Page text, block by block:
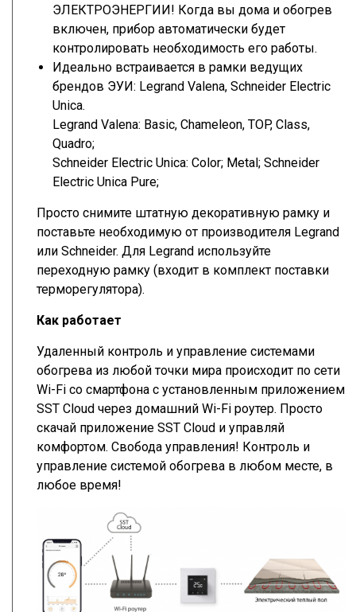
ЭЛЕКТРОЭНЕРГИИ! Когда вы дома и обогрев
включен, прибор автоматически будет
контролировать необходимость его работы.
Идеально встраивается в рамки ведущих
брендов ЭУИ: Legrand Valena, Schneider Electric
Unica.
Legrand Valena: Basic, Chameleon, TOP, Class,
Quadro;
Schneider Electric Unica: Color; Metal; Schneider
Electric Unica Pure;
Просто снимите штатную декоративную рамку и
поставьте необходимую от производителя Legrand
или Schneider. Для Legrand используйте
переходную рамку (входит в комплект поставки
терморегулятора).
Как работает
Удаленный контроль и управление системами
обогрева из любой точки мира происходит по сети
Wi-Fi со смартфона с установленным приложением
SST Cloud через домашний Wi-Fi роутер. Просто
скачай приложение SST Cloud и управляй
комфортом. Свобода управления! Контроль и
управление системой обогрева в любом месте, в
любое время!